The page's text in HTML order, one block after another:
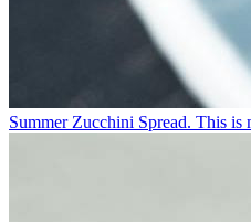
Summer Zucchini Spread.⁠ This is